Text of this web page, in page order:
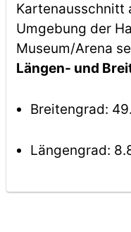
Kartenausschnitt
Umgebung der
Museum/Arena
Längen- und
Breitengrad:
Längengrad: